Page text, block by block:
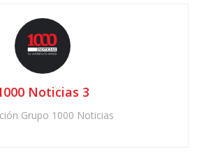
Noticias 3
Grupo 1000 Noticias